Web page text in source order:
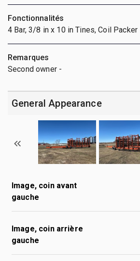
Fonctionnalités
4 Bar, 3/8 in x 10 in Tines, Coil Packer
Remarques
Second owner -
General Appearance
Image, coin avant
gauche
Image, coin arrière
gauche